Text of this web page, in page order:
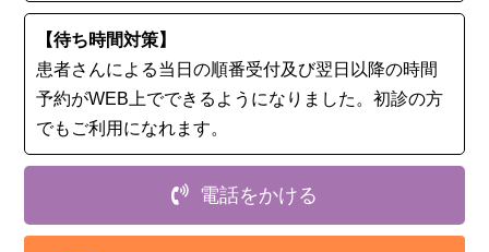
【待ち時間対策】
患者さんによる当日の順番受付及び翌日以降の時間
予約がWEB上でできるようになりました。初診の⽅
でもご利用になれます。
電話をかける